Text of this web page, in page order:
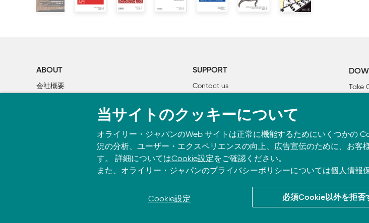
        2.2.2　循環バッファ
        2.3.1　NetFlow v5のフォーマットと領域
        2.3.2　NetFlowの生成と収集
    2.4　参考文献
3章　ホスト型センサーとサービス型センサー：データの生成元でログに記録する
    3.1　ログファイルのアクセスと操作
    3.2　ログファイルの内容
        3.2.1　優れたログメッセージの特徴
        3.2.2　既存のログファイルとその操作方法
ABOUT
会社概要
SUPPORT
Contact us
書籍注文
Take
© 2026, O’Reilly Japan, Inc. oreilly.co.jpに掲載されているすべてのトレードマークおよび登録商標は、そ
当サイトのクッキーについて
オライリー・ジャパンのWeb サイトは正常に機能するためにいくつかの
況の分析、ユーザー・エクスペリエンスの向上、広告宣伝のために、お客
す。 詳細についてはCookie設定をご確認ください。
また、オライリー・ジャパンのプライバシーポリシーについては個人情報
Cookie設定 必須Cookie以外を拒否